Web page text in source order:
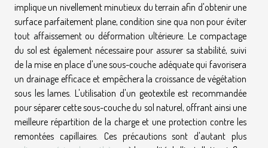
implique un nivellement minutieux du terrain afin d'obtenir une
surface parfaitement plane, condition sine qua non pour éviter
tout affaissement ou déformation ultérieure. Le compactage
du sol est également nécessaire pour assurer sa stabilité, suivi
de la mise en place d'une sous-couche adéquate qui favorisera
un drainage efficace et empêchera la croissance de végétation
sous les lames. L'utilisation d'un geotextile est recommandée
pour séparer cette sous-couche du sol naturel, offrant ainsi une
meilleure répartition de la charge et une protection contre les
remontées capillaires. Ces précautions sont d'autant plus